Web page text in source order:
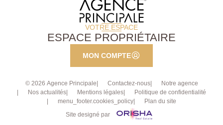
VOTRE ESPACE
ESPACE PROPRIÉTAIRE
MON COMPTE
© 2026 Agence Principale Contactez-nous
Notre agence
Nos actualités
Mentions légales
Politique de confidentialité
menu_footer.cookies_policy
Plan du site
Site designé par